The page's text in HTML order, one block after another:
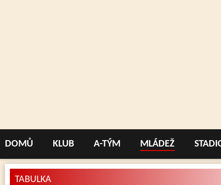
DOMŮ KLUB A-TÝM MLÁDEŽ
TABULKA